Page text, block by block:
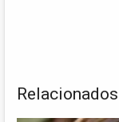
Relacionados